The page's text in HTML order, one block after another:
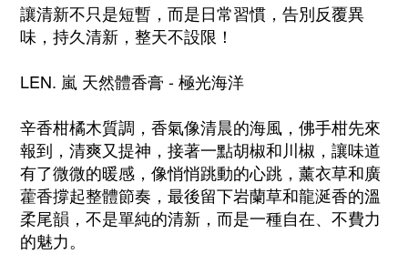
讓清新不只是短暫，而是日常習慣，告別反覆異
味，持久清新，整天不設限！
LEN. 嵐 天然體香膏 - 極光海洋
辛香柑橘木質調，香氣像清晨的海風，佛手柑先來
報到，清爽又提神，接著一點胡椒和川椒，讓味道
有了微微的暖感，像悄悄跳動的心跳，薰衣草和廣
藿香撐起整體節奏，最後留下岩蘭草和龍涎香的溫
柔尾韻，不是單純的清新，而是一種自在、不費力
的魅力。